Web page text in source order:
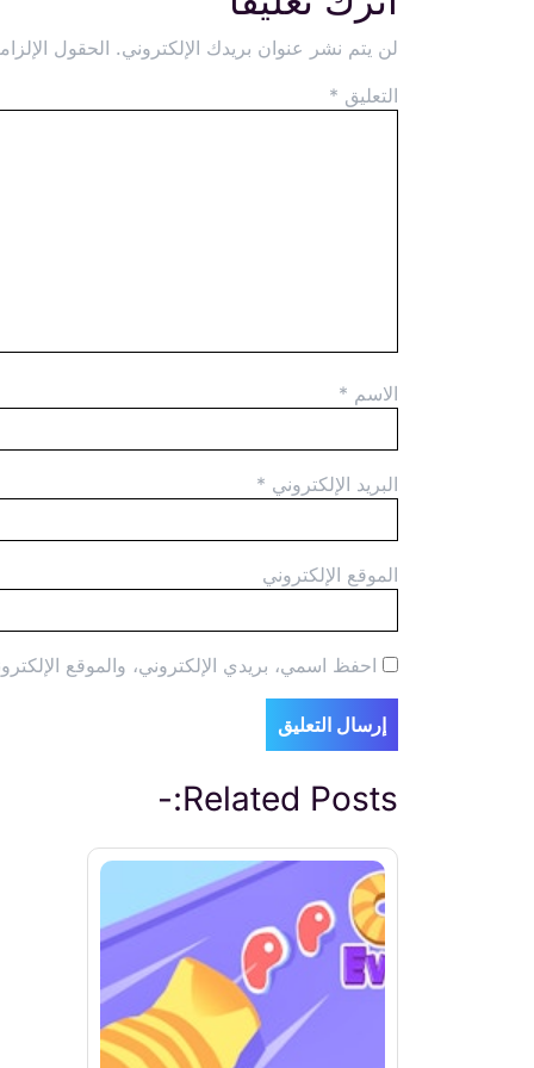
لن يتم نشر عنوان بريدك الإلكتروني. الحقول
التعليق *
الاسم *
البريد الإلكتروني *
الموقع الإلكتروني
احفظ اسمي، بريدي الإلكتروني، والموقع
Related Posts:-